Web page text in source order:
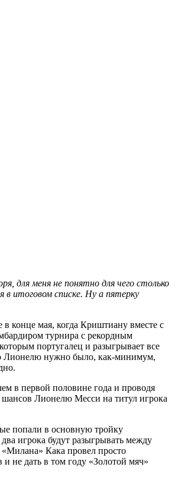
для меня не понятно для чего столько
итоговом списке. Ну а пятерку
конце мая, когда Криштиану вместе с
турнира с рекордным
португалец и разыгрывает все
Лионелю нужно было, как-минимум,
в первой половине года и проводя
Лионелю Месси на титул игрока
попали в основную тройку
игрока будут разыгрывать между
Кака провел просто
не дать в том году «Золотой мяч»